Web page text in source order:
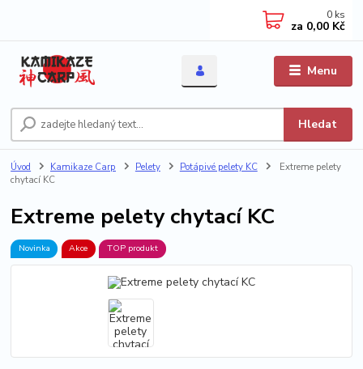
Menu
Hledat
0 ks
za 0,00 Kč
Úvod Kamikaze Carp Pelety Potápivé pelety KC
Extreme pelety
chytací KC
Extreme pelety chytací KC
Novinka Akce TOP produkt